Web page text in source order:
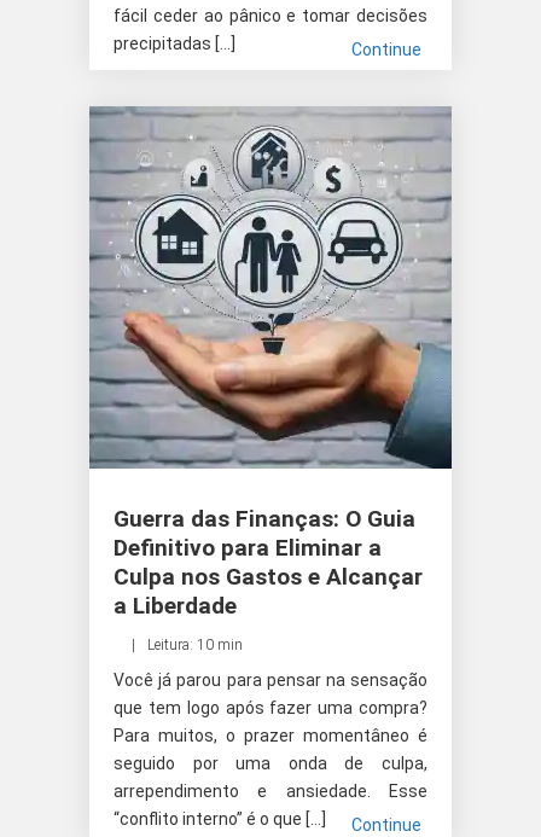
fácil ceder ao pânico e tomar decisões
precipitadas […]
Continue
Guerra das Finanças: O Guia
Definitivo para Eliminar a
Culpa nos Gastos e Alcançar
a Liberdade
Leitura: 10 min
Você já parou para pensar na sensação
que tem logo após fazer uma compra?
Para muitos, o prazer momentâneo é
seguido por uma onda de culpa,
arrependimento e ansiedade. Esse
“conflito interno” é o que […]
Continue